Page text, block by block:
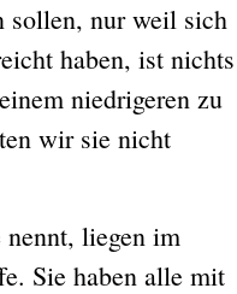
sollen, nur weil sich
haben, ist nichts
niedrigeren zu
wir sie nicht
liegen im
Sie haben alle mit